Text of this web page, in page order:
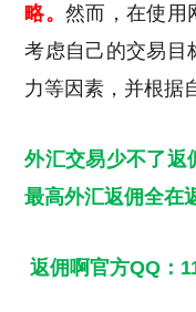
略。然而，在使用
考虑自己的交易目
力等因素，并根据
外汇交易少不了返
最高外汇返佣全在
返佣啊官方QQ：